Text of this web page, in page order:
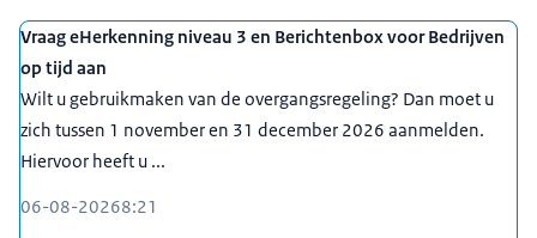
Vraag eHerkenning niveau 3 en Berichtenbox voor Bedrijven
op tijd aan
Wilt u gebruikmaken van de overgangsregeling? Dan moet u
zich tussen 1 november en 31 december 2026 aanmelden.
Hiervoor heeft u ...
06-08-20268:21